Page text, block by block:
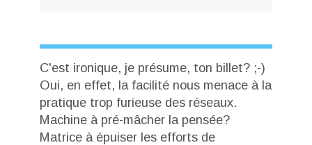
C'est ironique, je présume, ton billet? ;-)
Oui, en effet, la facilité nous menace à la
pratique trop furieuse des réseaux.
Machine à pré-mâcher la pensée?
Matrice à épuiser les efforts de